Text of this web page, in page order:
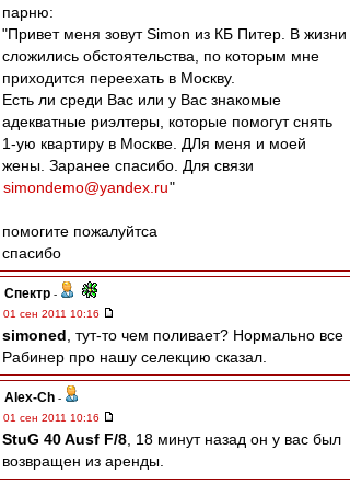
парню:
"Привет меня зовут Simon из КБ Питер. В жизни
сложились обстоятельства, по которым мне
приходится переехать в Москву.
Есть ли среди Вас или у Вас знакомые
адекватные риэлтеры, которые помогут снять
1-ую квартиру в Москве. ДЛя меня и моей
жены. Заранее спасибо. Для связи
simondemo@yandex.ru"
помогите пожалуйтса
спасибо
Спектр -
01 сен 2011 10:16
simoned , тут-то чем поливает? Нормально все
Рабинер про нашу селекцию сказал.
Alex-Ch -
01 сен 2011 10:16
StuG 40 Ausf F/8 , 18 минут назад он у вас был
возвращен из аренды.